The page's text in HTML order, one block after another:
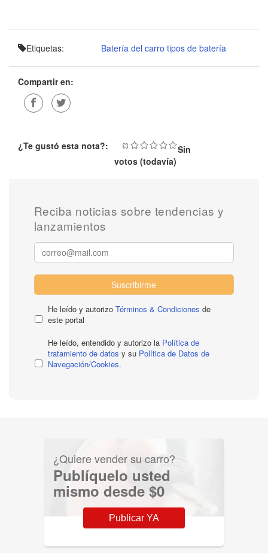
Etiquetas: Batería del carro tipos de batería
Compartir en:
¿Te gustó esta nota?:
Sin
votos (todavía)
Reciba noticias sobre tendencias y
lanzamientos
Suscribirme
He leído y autorizo Términos & Condiciones de
este portal
He leído, entendido y autorizo la Política de
tratamiento de datos y su Política de Datos de
Navegación/Cookies.
¿Quiere vender su carro?
Publíquelo usted
mismo desde $0
Publicar YA